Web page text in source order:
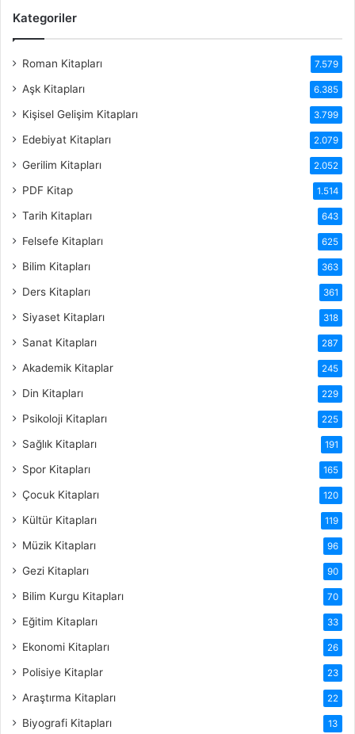
Kategoriler
Roman Kitapları 7.579
Aşk Kitapları 6.385
Kişisel Gelişim Kitapları 3.799
Edebiyat Kitapları 2.079
Gerilim Kitapları 2.052
PDF Kitap 1.514
Tarih Kitapları 643
Felsefe Kitapları 625
Bilim Kitapları 363
Ders Kitapları 361
Siyaset Kitapları 318
Sanat Kitapları 287
Akademik Kitaplar 245
Din Kitapları 229
Psikoloji Kitapları 225
Sağlık Kitapları 191
Spor Kitapları 165
Çocuk Kitapları 120
Kültür Kitapları 119
Müzik Kitapları 96
Gezi Kitapları 90
Bilim Kurgu Kitapları 70
Eğitim Kitapları 33
Ekonomi Kitapları 26
Polisiye Kitaplar 23
Araştırma Kitapları 22
Biyografi Kitapları 13